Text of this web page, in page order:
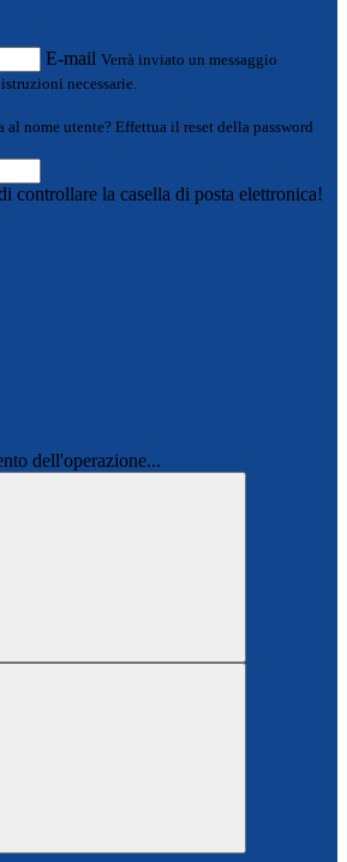
E-mail Verrà inviato un messaggio
necessarie.
al nome utente? Effettua il reset della password
controllare la casella di posta elettronica!
dell'operazione...